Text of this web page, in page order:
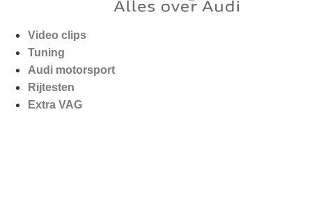
Video clips
Tuning
Audi motorsport
Rijtesten
Extra VAG